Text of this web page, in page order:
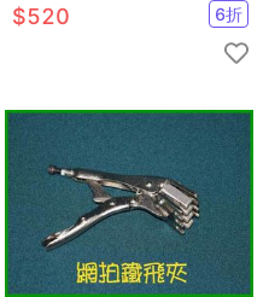
$520 6折